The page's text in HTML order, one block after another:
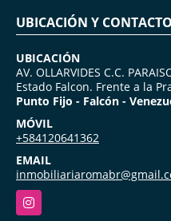
UBICACIÓN Y CONTACTO
UBICACIÓN
AV. OLLARVIDES C.C.
Estado Falcon. Frente a la
Punto Fijo - Falcón -
MÓVIL
+584120641362
EMAIL
Instagram